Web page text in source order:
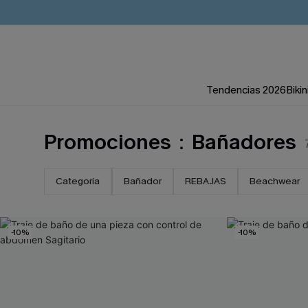
Tendencias 2026
Promociones：Bañadores
Categoría Bañador REBAJAS Beachwear
-10% -10%